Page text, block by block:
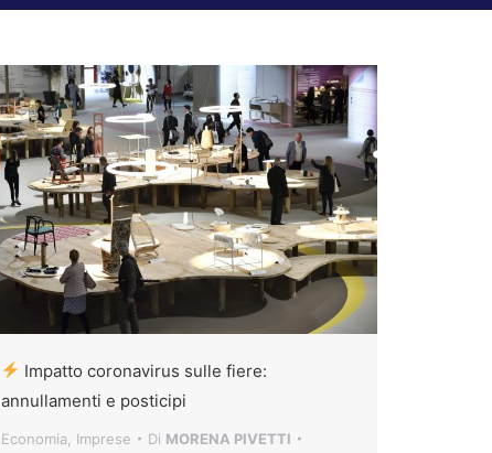
Impatto coronavirus sulle fiere:
annullamenti e posticipi
Economia Imprese Di MORENA PIVETTI